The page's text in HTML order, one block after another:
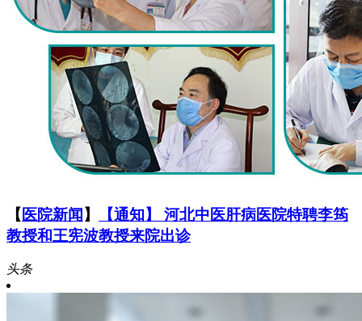
【 医院新闻】
【通知】 河北中医肝病医院特聘李筠
教授和王宪波教授来院出诊
头条